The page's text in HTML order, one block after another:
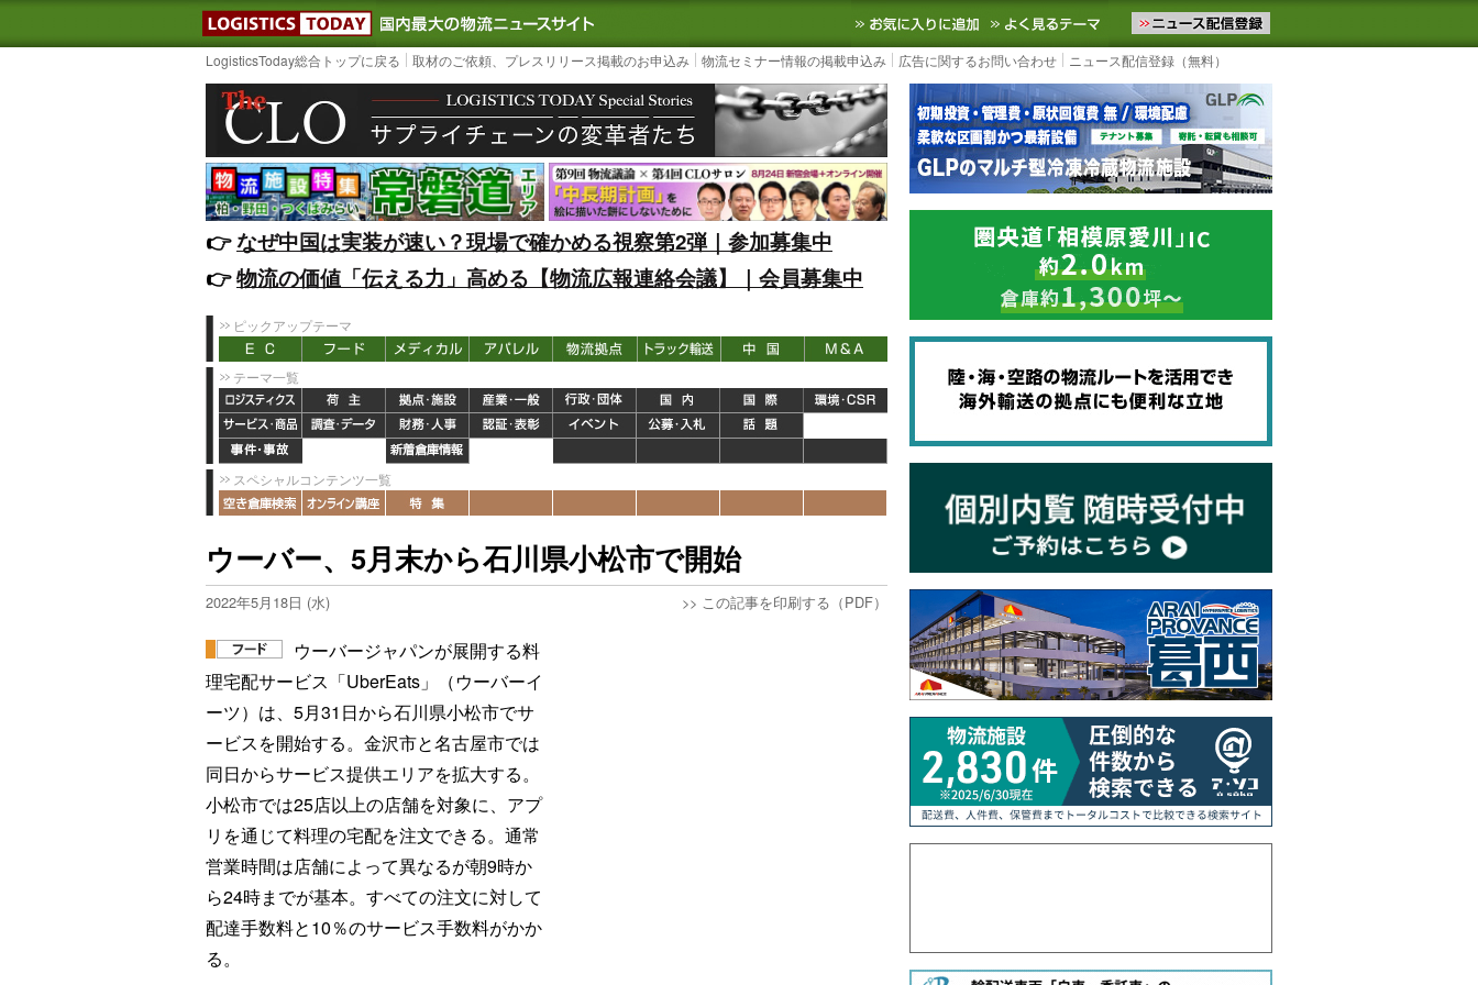
LOGISTICS TODAY｜国内最大の物流ニュースサイト3PL, SCMなど国内外の最新の物流ニュースをお届けします。物流ニュースメール配信を登録す
お気に入りに追加 よく見るテーマ
LogisticsToday総合トップに戻る 取材のご依頼、プレスリリース掲載のお申込み 物流セミナー情報の掲載申込み 広告に関するお問い合わせ ニュース配信登録（無料）
👉️なぜ中国は実装が速い？現場で確かめる視察第2弾｜参加募集中
👉️物流の価値「伝える力」高める【物流広報連絡会議】｜会員募集中
ピックアップテーマ
テーマ一覧
スペシャルコンテンツ一覧
ウーバー、5月末から石川県小松市で開始
2022年5月18日 (水) >> この記事を印刷する（PDF）
ウーバージャパンが展開する料
理宅配サービス「UberEats」（ウーバーイ
ーツ）は、5月31日から石川県小松市でサ
ービスを開始する。金沢市と名古屋市では
同日からサービス提供エリアを拡大する。
小松市では25店以上の店舗を対象に、アプ
リを通じて料理の宅配を注文できる。通常
営業時間は店舗によって異なるが朝9時か
ら24時までが基本。すべての注文に対して
配達手数料と10％のサービス手数料がかか
る。